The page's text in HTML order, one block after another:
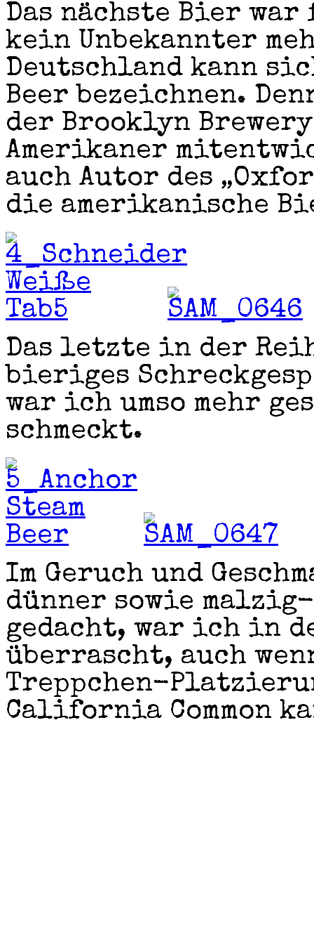
Das nächste Bier
kein Unbekannter
Deutschland kann
Beer bezeichnen.
der Brooklyn
Amerikaner
auch Autor des
die amerikanische
Das letzte in der
bieriges
war ich umso mehr
schmeckt.
Im Geruch und
dünner sowie
gedacht, war ich in
überrascht, auch
Treppchen-
California Common